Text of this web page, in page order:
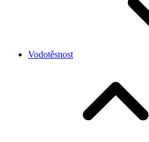
Vodotěsnost